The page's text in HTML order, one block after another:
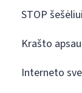
STOP šešėliui
Krašto
Interneto